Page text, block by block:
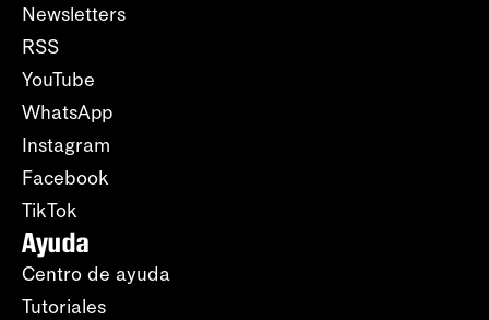
Newsletters
RSS
YouTube
WhatsApp
Instagram
Facebook
TikTok
Ayuda
Centro de ayuda
Tutoriales